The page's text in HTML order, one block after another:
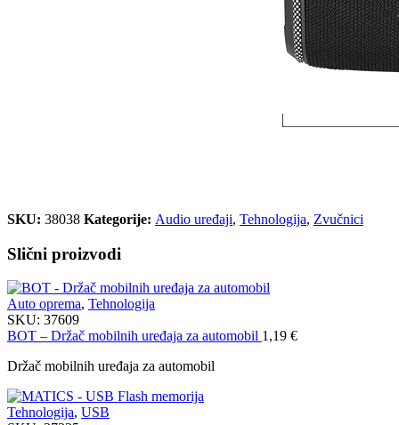
SKU: 38038 Kategorije: Audio uređaji, Tehnologija, Zvučnici
Slični proizvodi
Auto oprema, Tehnologija
SKU: 37609
BOT – Držač mobilnih uređaja za automobil 1,19 €
Držač mobilnih uređaja za automobil
Tehnologija, USB